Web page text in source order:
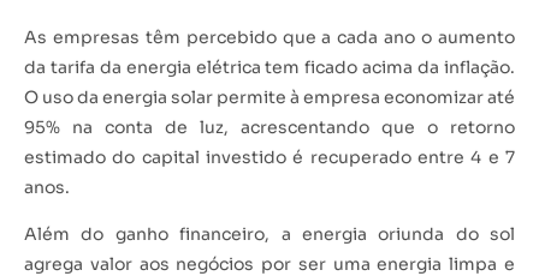
SERVIÇOS
PROJETOS REALIZADOS
As empresas têm percebido que a cada ano o aumento
da tarifa da energia elétrica tem ficado acima da inflação.
O uso da energia solar permite à empresa economizar até
95% na conta de luz, acrescentando que o retorno
estimado do capital investido é recuperado entre 4 e 7
anos.
Além do ganho financeiro, a energia oriunda do sol
agrega valor aos negócios por ser uma energia limpa e